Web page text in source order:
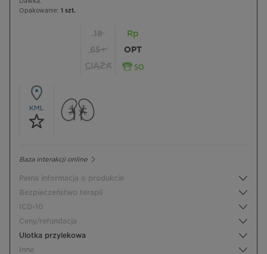
Dawka:
Opakowanie: 1 szt.
18
65+
CIĄŻA
Rp
OPT
KML
Baza interakcji online
Pełna informacja o produkcie
Bezpieczeństwo terapii
ICD-10
Ceny/refundacja
Ulotka przylekowa
Inne